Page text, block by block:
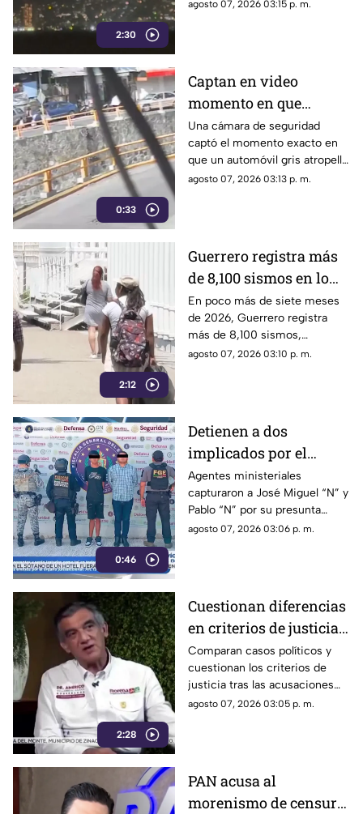
2:30
agosto 07, 2026 03:15 p. m.
0:33
Captan en video
momento en que
vehículo embiste a una
familia en
Chilpancingo
Una cámara de seguridad
captó el momento exacto en
que un automóvil gris atropelló
a una familia que caminaba
agosto 07, 2026 03:13 p. m.
2:12
Guerrero registra más
de 8,100 sismos en lo
que va de 2026, el año
con mayor sismicidad
de los últimos cinco
años
En poco más de siete meses
de 2026, Guerrero registra
más de 8,100 sismos,
posicionándose como el año
agosto 07, 2026 03:10 p. m.
0:46
Detienen a dos
implicados por el
homicidio de Violeta en
su estética en Acapulco
Agentes ministeriales
capturaron a José Miguel “N” y
Pablo “N” por su presunta
responsabilidad en el
agosto 07, 2026 03:06 p. m.
2:28
Cuestionan diferencias
en criterios de justicia
por casos políticos en
Guerrero y Sinaloa
Comparan casos políticos y
cuestionan los criterios de
justicia tras las acusaciones
contra exfuncionarios de
agosto 07, 2026 03:05 p. m.
PAN acusa al
morenismo de censura